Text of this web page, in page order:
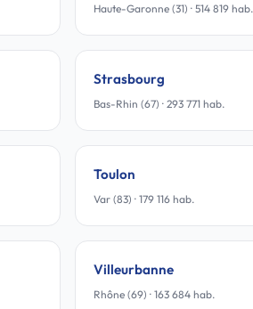
Haute-Garonne (31) · 514 819 hab.
Strasbourg
Bas-Rhin (67) · 293 771 hab.
Toulon
Var (83) · 179 116 hab.
Villeurbanne
Rhône (69) · 163 684 hab.